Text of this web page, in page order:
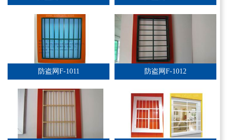
防盗网F-1011 防盗网F-1012